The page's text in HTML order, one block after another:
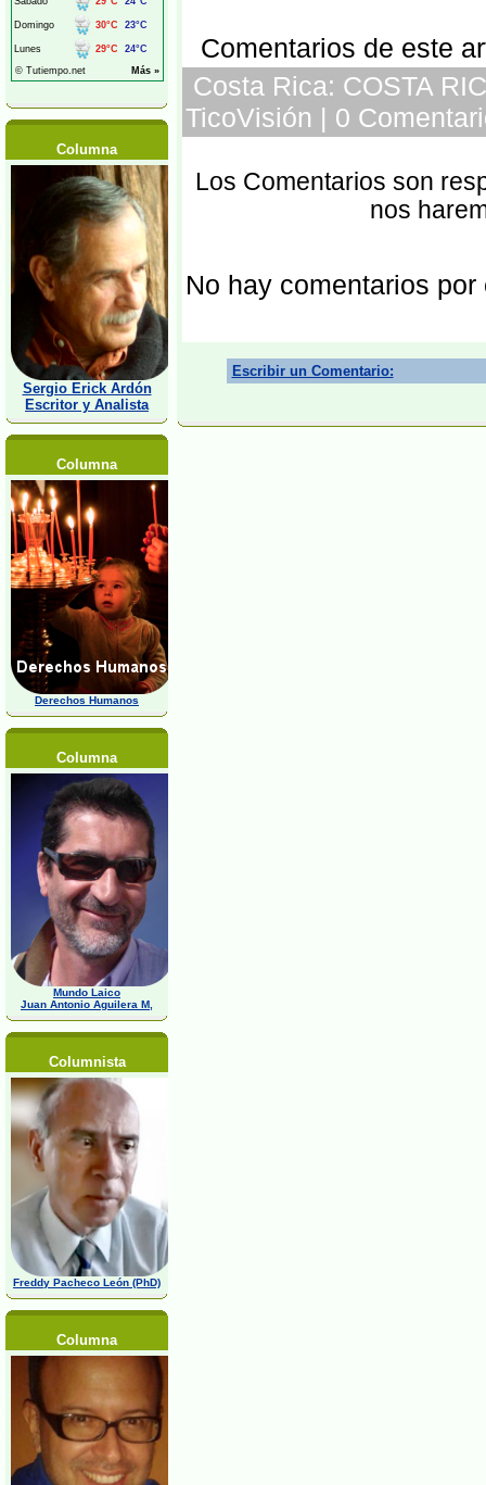
Columna
Sergio Erick Ardón
Escritor y Analista
Columna
Derechos Humanos
Columna
Mundo Laico
Juan Antonio Aguilera M,
Columnista
Freddy Pacheco León (PhD)
Columna
Comentarios de este
Costa Rica: COSTA
TicoVisión | 0
Los Comentarios son
nos
No hay comentarios por
Escribir un Comentario: